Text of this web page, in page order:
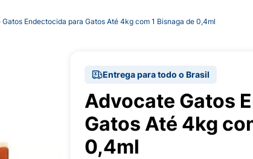
Endectocida para Gatos Até 4kg com 1 Bisnaga de 0,4ml
Entrega para todo o Brasil
Advocate Gatos
Gatos Até 4kg
0,4ml